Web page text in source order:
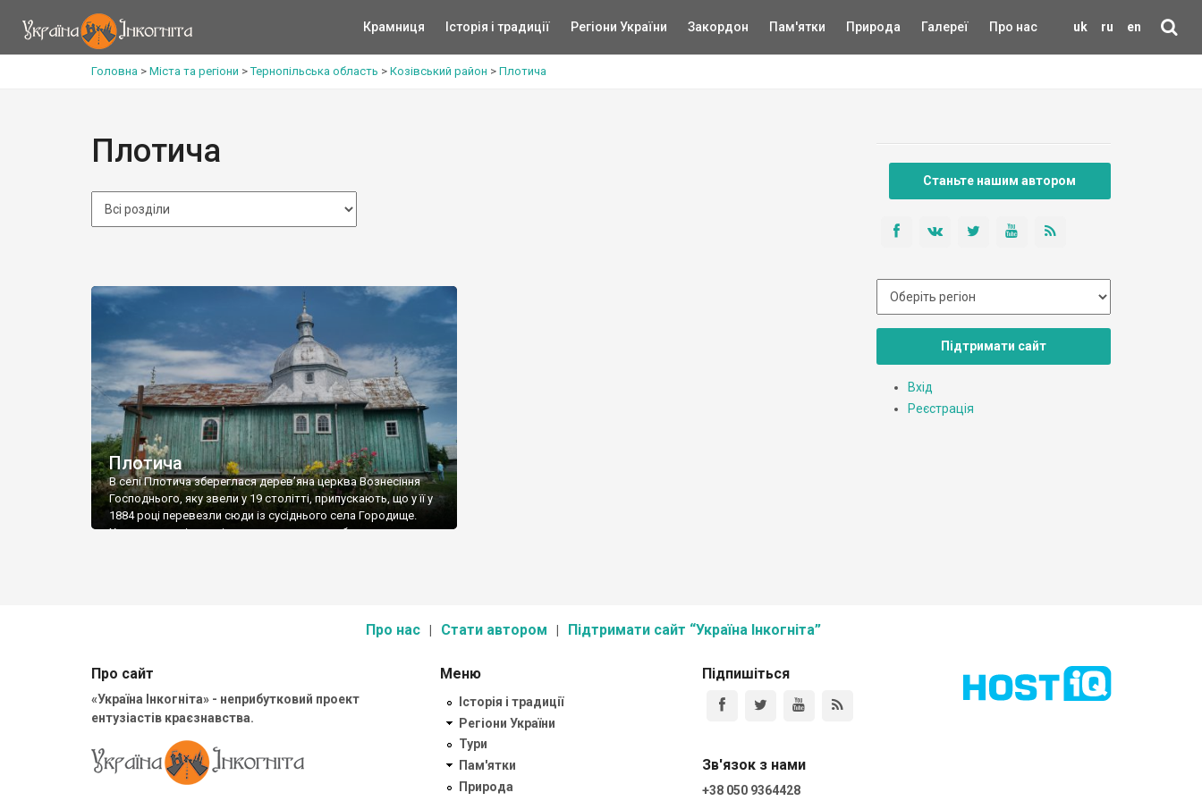
uk ru en
Крамниця Історія і традиції Регіони України Закордон Пам'ятки Природа Галереї Про нас
Головна > Міста та регіони >Тернопільська область > Козівський район > Плотича
Плотича
Плотича
В селі Плотича збереглася дерев’яна церква Вознесіння
Господнього, яку звели у 19 столітті, припускають, що у її у
1884 році перевезли сюди із сусіднього села Городище.
Хоча в мережі зустрічаються пости, де побудову храму
Станьте нашим автором
Підтримати сайт
Вхід
Реєстрація
Про нас Стати автором Підтримати сайт “Україна Інкогніта”
Про сайт
«Україна Інкогніта» - неприбутковий проект
ентузіастів краєзнавства.
Меню
Історія і традиції
Регіони України
Тури
Пам'ятки
Природа
Підпишіться
Зв'язок з нами
+38 050 9364428